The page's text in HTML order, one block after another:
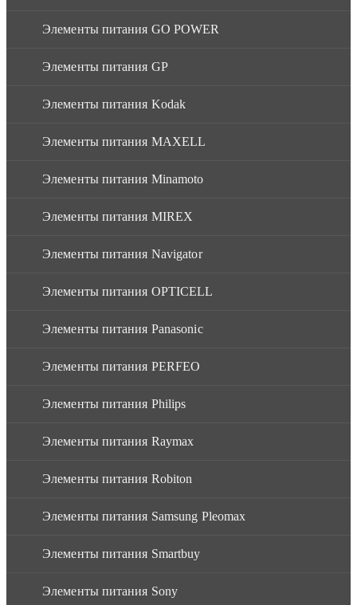
Элементы питания GO POWER
Элементы питания GP
Элементы питания Kodak
Элементы питания MAXELL
Элементы питания Minamoto
Элементы питания MIREX
Элементы питания Navigator
Элементы питания OPTICELL
Элементы питания Panasonic
Элементы питания PERFEO
Элементы питания Philips
Элементы питания Raymax
Элементы питания Robiton
Элементы питания Samsung Pleomax
Элементы питания Smartbuy
Элементы питания Sony